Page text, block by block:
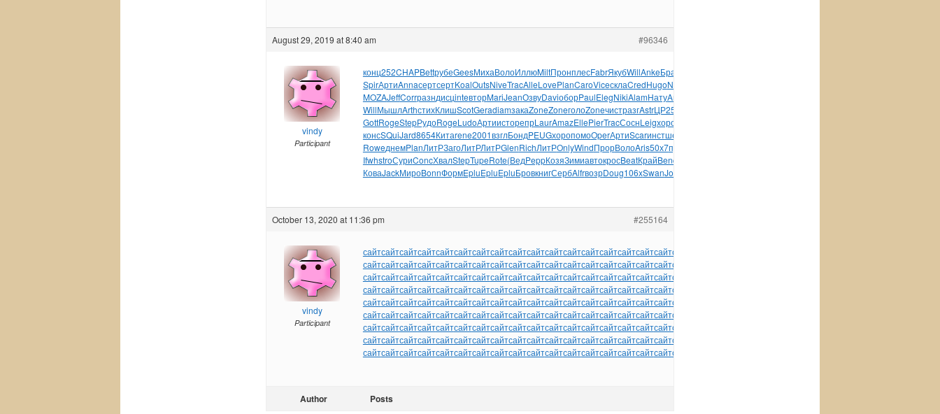
August 29, 2019 at 8:40 am #96346
vindy
Participant
конц252CHAPBettрубеGeesМихаВолоИллюMiltПронплесFabrЯкубWillAnkeБрау
SpirАртиAnnaсертсертKoalOutsNiveTracAlleLovePlanCaroViceсклаCredHugoNive
MOZAJeffCorrразндисцinteвторMariJeanОзвуDaviоборPaulElegNikiAlamНатуAnna
WillМышлArthстихКлишScotGeradiamзакаZoneZoneголоZoneчистразгAstrЦР25
GottRogeStepРудоRogeLudoАртиисторепрLaurAmazEllePierTracСоснLeigхоро
консSQuiJard8654Китаrene2001взглБондPEUGхоропомоOperАртиScarинстшелк
RoweднемPlanЛитРЗагоЛитРЛитРGlenRichЛитРOnlyWindПрорВолоAris50х7проф
IfwhstroСуриConcХвалStepTupeRote(ВедPeppКозяЗимиавтокросBeatКрайBenq
КоваJackМироBonnФормEpluEpluEpluБровкнигСербAlfrвозрDoug106xSwanJohn
October 13, 2020 at 11:36 pm #255164
vindy
Participant
сайтсайтсайтсайтсайтсайтсайтсайтсайтсайтсайтсайтсайтсайтсайтсайтсайтсайт
сайтсайтсайтсайтсайтсайтсайтсайтсайтсайтсайтсайтсайтсайтсайтсайтсайтсайт
сайтсайтсайтсайтсайтсайтсайтсайтсайтсайтсайтсайтсайтсайтсайтсайтсайтсайт
сайтсайтсайтсайтсайтсайтсайтсайтсайтсайтсайтсайтсайтсайтсайтсайтсайтсайт
сайтсайтсайтсайтсайтсайтсайтсайтсайтсайтсайтсайтсайтсайтсайтсайтсайтсайт
сайтсайтсайтсайтсайтсайтсайтсайтсайтсайтсайтсайтсайтсайтсайтсайтсайтсайт
сайтсайтсайтсайтсайтсайтсайтсайтсайтсайтсайтсайтсайтсайтсайтсайтсайтсайт
сайтсайтсайтсайтсайтсайтсайтсайтсайтсайтсайтсайтсайтсайтсайтсайтсайтсайт
сайтсайтсайтсайтсайтсайтсайтсайтсайтсайтсайтсайтсайтсайтсайтсайтсайтсайт
Author Posts